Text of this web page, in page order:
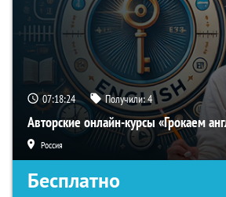
07:18:23 Получили:4
Авторские онлайн-курсы «Грокаем
Россия
Бесплатно